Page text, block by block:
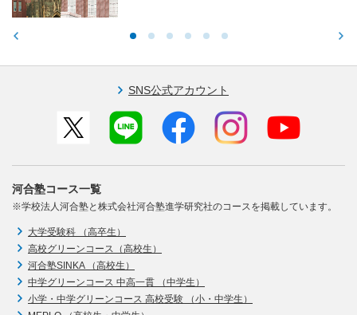
SNS公式アカウント
河合塾コース一覧
※学校法人河合塾と株式会社河合塾進学研究社のコースを掲載しています。
大学受験科 （高卒生）
高校グリーンコース（高校生）
河合塾SINKA （高校生）
中学グリーンコース 中高一貫 （中学生）
小学・中学グリーンコース 高校受験 （小・中学生）